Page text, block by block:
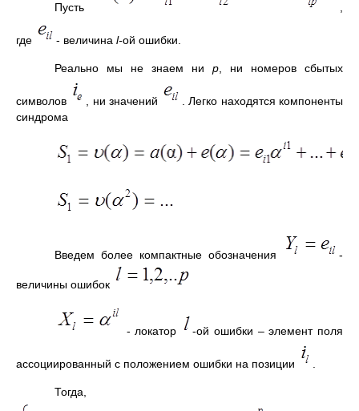
Пусть
где - величина l-ой ошибки.
Реально мы не знаем ни р , ни номеров сбытых
символов , ни значений
. Легко находятся компоненты
синдрома
Введем более компактные обозначения -
величины ошибок
- локатор -ой ошибки – элемент поля
ассоциированный с положением ошибки на позиции
Тогда,